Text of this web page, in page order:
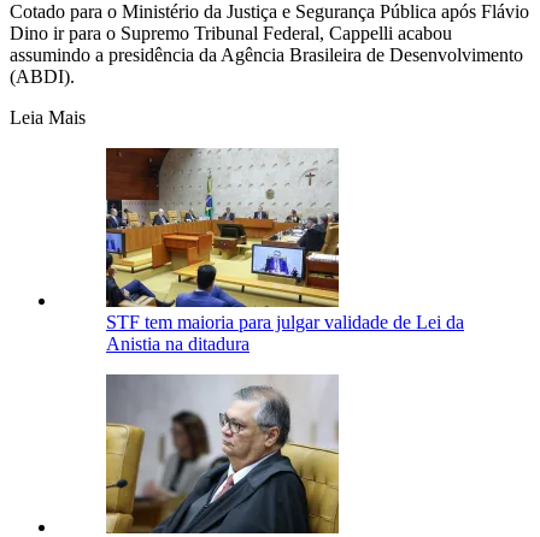
Cotado para o Ministério da Justiça e Segurança Pública após Flávio
Dino ir para o Supremo Tribunal Federal, Cappelli acabou
assumindo a presidência da Agência Brasileira de Desenvolvimento
(ABDI).
Leia Mais
STF tem maioria para julgar validade de Lei da
Anistia na ditadura